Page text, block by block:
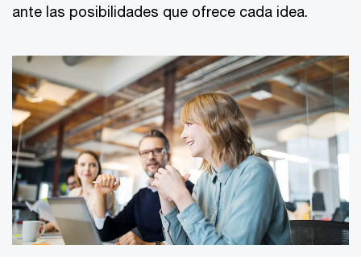
ante las posibilidades que ofrece cada idea.